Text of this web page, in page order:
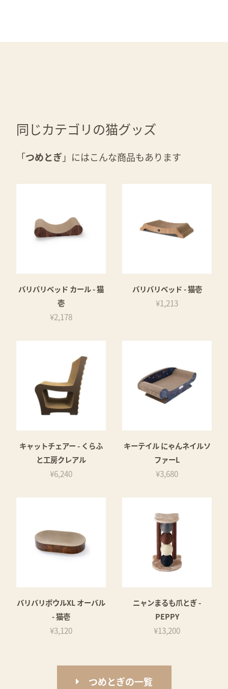
同じカテゴリの猫グッズ
「つめとぎ」にはこんな商品もあります
バリバリベッド カール - 猫
壱
¥2,178
バリバリベッド - 猫壱
¥1,213
キャットチェアー - くらふ
と工房クレアル
¥6,240
キーテイル にゃんネイルソ
ファーL
¥3,680
バリバリボウルXL オーバル
- 猫壱
¥3,120
ニャンまるも爪とぎ -
PEPPY
¥13,200
つめとぎの一覧